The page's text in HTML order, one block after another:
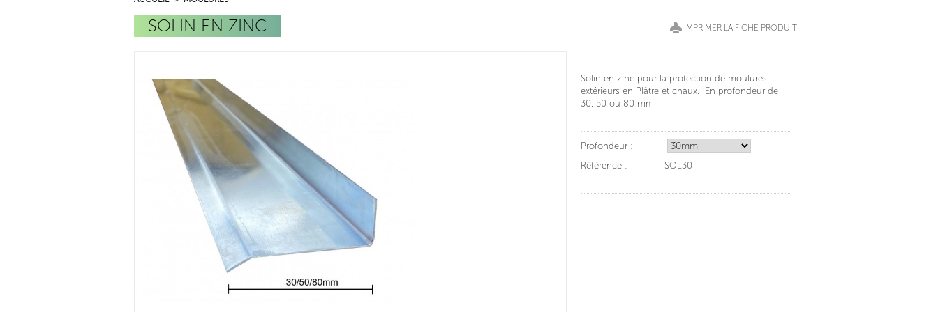
SOLIN EN ZINC IMPRIMER LA FICHE PRODUIT
Solin en zinc pour la protection de moulures
extérieurs en Plâtre et chaux. En profondeur de
30, 50 ou 80 mm.
Profondeur :
Référence :
SOL30